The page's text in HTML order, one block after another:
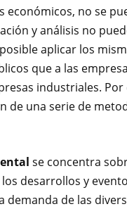
económicos, no se
y análisis no
aplicar los
que a las
industriales. Por
de una serie de
se concentra
desarrollos y
de las